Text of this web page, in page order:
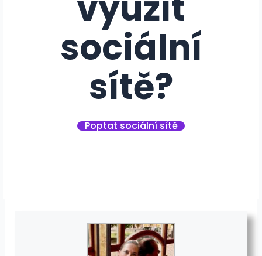
sociální
sítě?
Poptat sociální sítě